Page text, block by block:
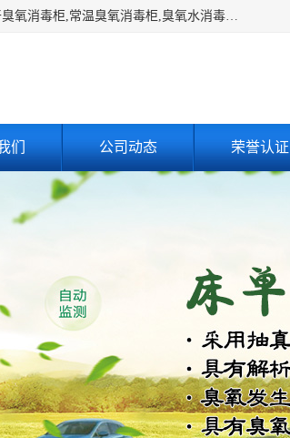
主营:医用空气消毒机，臭氧消空气毒机,循环风紫外线空气消毒机,臭氧发生器,低温烘干臭氧消毒柜,常温臭氧消毒柜,臭氧水消毒机,管道容器臭氧消毒机,内置式臭氧消毒机,外置式臭氧消毒机,床单位臭氧消毒器。医用工作服灭菌柜，医用拖鞋消毒柜,麻醉机内管路消毒机，呼吸机回路消毒机
们 公司动态 荣誉认证